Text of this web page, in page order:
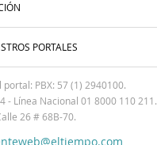
PORTALES
PBX: 57 (1) 2940100.
- Línea Nacional 01 8000 110 211.
26 # 68B-70.